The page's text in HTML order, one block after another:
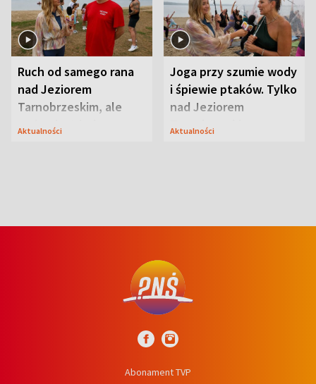
Ruch od samego rana
nad Jeziorem
Tarnobrzeskim, ale
ważna jest jedna
Aktualności
Joga przy szumie wody
i śpiewie ptaków. Tylko
nad Jeziorem
Tarnobrzeskim
Aktualności
Abonament TVP